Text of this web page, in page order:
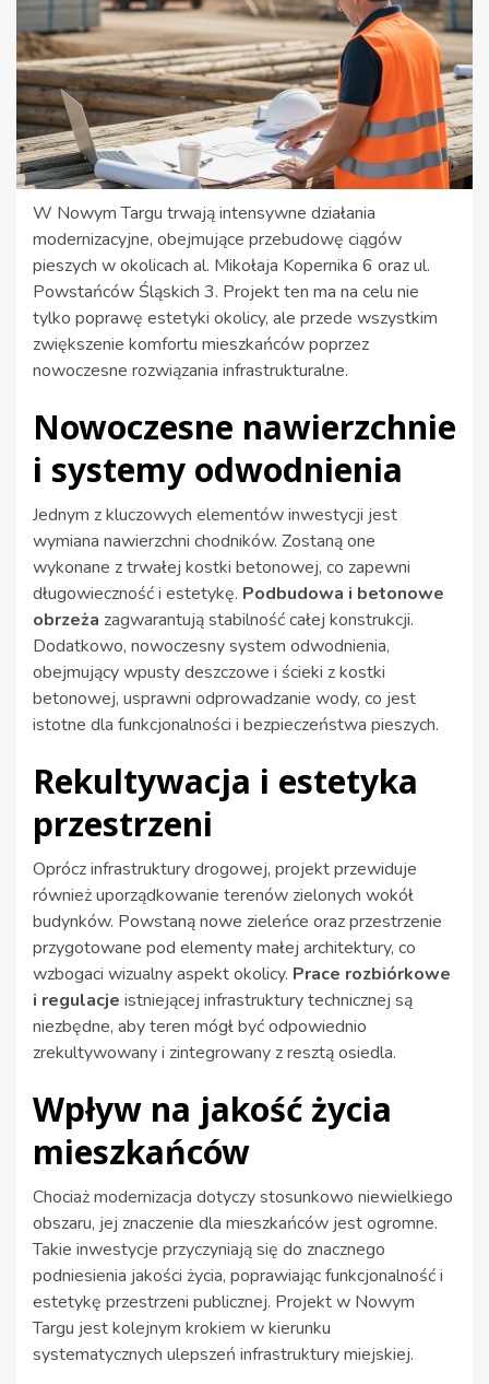
W Nowym Targu trwają intensywne działania
modernizacyjne, obejmujące przebudowę ciągów
pieszych w okolicach al. Mikołaja Kopernika 6 oraz ul.
Powstańców Śląskich 3. Projekt ten ma na celu nie
tylko poprawę estetyki okolicy, ale przede wszystkim
zwiększenie komfortu mieszkańców poprzez
nowoczesne rozwiązania infrastrukturalne.
Nowoczesne nawierzchnie
i systemy odwodnienia
Jednym z kluczowych elementów inwestycji jest
wymiana nawierzchni chodników. Zostaną one
wykonane z trwałej kostki betonowej, co zapewni
długowieczność i estetykę. Podbudowa i betonowe
obrzeża zagwarantują stabilność całej konstrukcji.
Dodatkowo, nowoczesny system odwodnienia,
obejmujący wpusty deszczowe i ścieki z kostki
betonowej, usprawni odprowadzanie wody, co jest
istotne dla funkcjonalności i bezpieczeństwa pieszych.
Rekultywacja i estetyka
przestrzeni
Oprócz infrastruktury drogowej, projekt przewiduje
również uporządkowanie terenów zielonych wokół
budynków. Powstaną nowe zieleńce oraz przestrzenie
przygotowane pod elementy małej architektury, co
wzbogaci wizualny aspekt okolicy. Prace rozbiórkowe
i regulacje istniejącej infrastruktury technicznej są
niezbędne, aby teren mógł być odpowiednio
zrekultywowany i zintegrowany z resztą osiedla.
Wpływ na jakość życia
mieszkańców
Chociaż modernizacja dotyczy stosunkowo niewielkiego
obszaru, jej znaczenie dla mieszkańców jest ogromne.
Takie inwestycje przyczyniają się do znacznego
podniesienia jakości życia, poprawiając funkcjonalność i
estetykę przestrzeni publicznej. Projekt w Nowym
Targu jest kolejnym krokiem w kierunku
systematycznych ulepszeń infrastruktury miejskiej.